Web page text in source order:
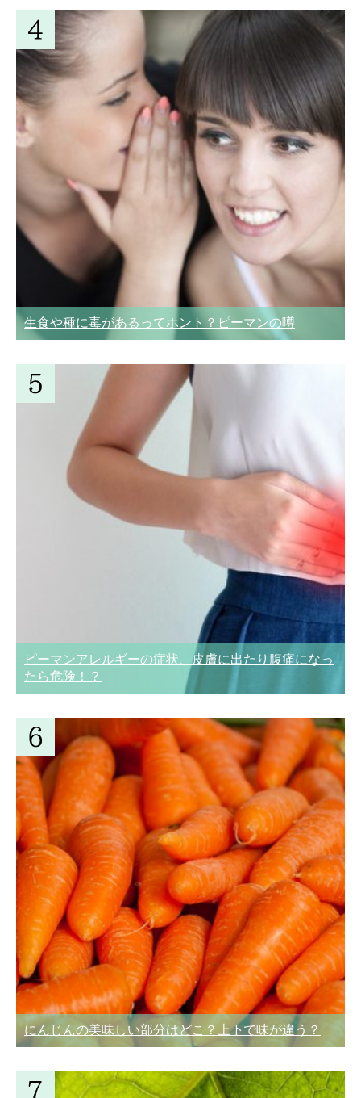
生食や種に毒があるってホント？ピーマンの噂
ピーマンアレルギーの症状、皮膚に出たり腹痛になっ
たら危険！？
にんじんの美味しい部分はどこ？上下で味が違う？